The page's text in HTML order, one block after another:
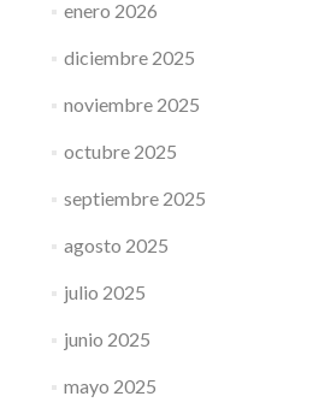
enero 2026
diciembre 2025
noviembre 2025
octubre 2025
septiembre 2025
agosto 2025
julio 2025
junio 2025
mayo 2025